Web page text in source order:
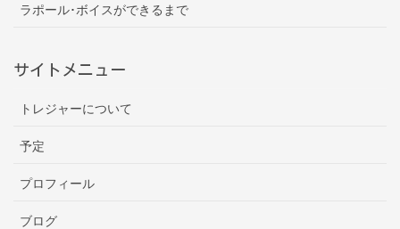
ラポール･ボイスができるまで
サイトメニュー
トレジャーについて
予定
プロフィール
ブログ